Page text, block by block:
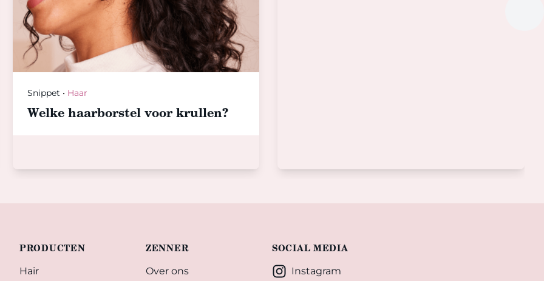
Snippet • Haar
Welke haarborstel voor krullen?
PRODUCTEN
Hair
ZENNER
Over ons
SOCIAL MEDIA
Instagram